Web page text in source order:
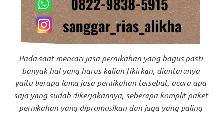
Pada saat mencari jasa pernikahan yang bagus pasti
banyak hal yang harus kalian fikirkan, diantaranya
yaitu berapa lama jasa pernikahan tersebut, acara apa
saja yang sudah dikerjakannya, seberapa komplit paket
pernikahan yang dipromosikan dan juga yang paling